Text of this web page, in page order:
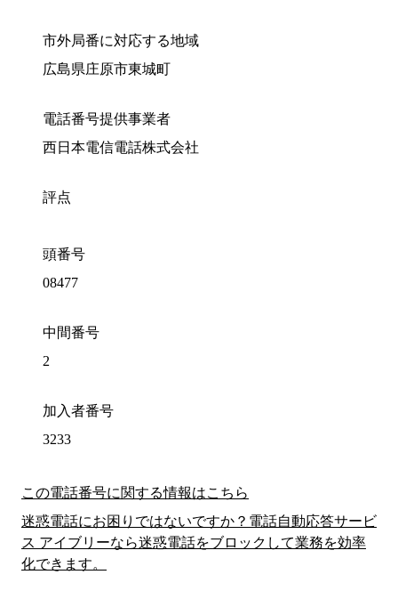
市外局番に対応する地域
広島県庄原市東城町
電話番号提供事業者
西日本電信電話株式会社
評点
頭番号
08477
中間番号
2
加入者番号
3233
この電話番号に関する情報はこちら
迷惑電話にお困りではないですか？電話自動応答サービ
ス アイブリーなら迷惑電話をブロックして業務を効率
化できます。